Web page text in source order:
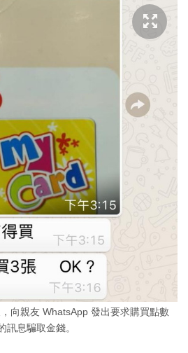
向親友 WhatsApp 發出要求購買點數
訊息騙取金錢。